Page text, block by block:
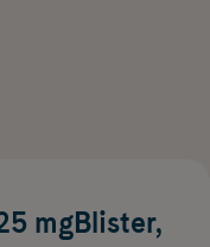
mgBlister,